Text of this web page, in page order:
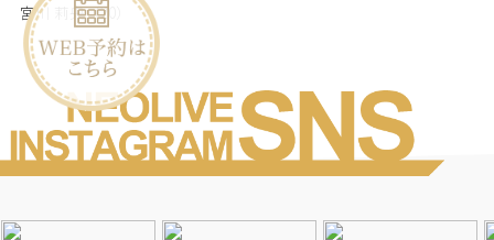
宮川 莉央（20）